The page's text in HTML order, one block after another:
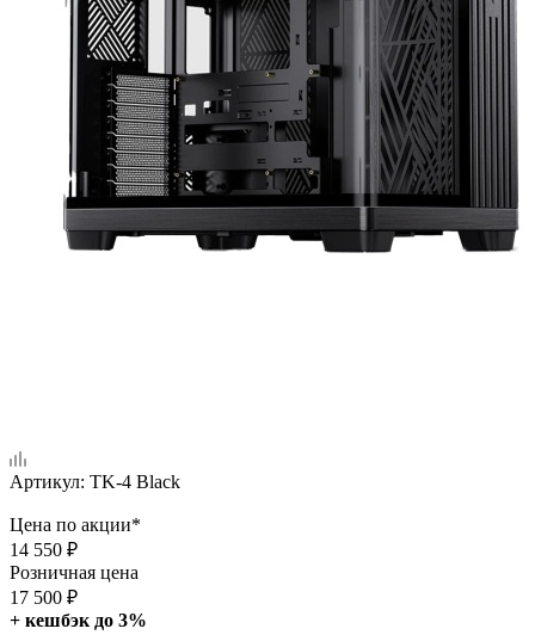
Артикул: TK-4 Black
Цена по акции*
14 550 ₽
Розничная цена
17 500 ₽
+ кешбэк до 3%